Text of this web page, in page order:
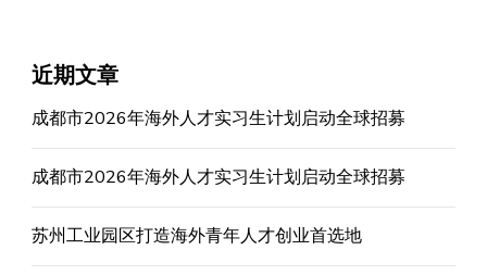
近期文章
成都市2026年海外人才实习生计划启动全球招募
成都市2026年海外人才实习生计划启动全球招募
苏州工业园区打造海外青年人才创业首选地